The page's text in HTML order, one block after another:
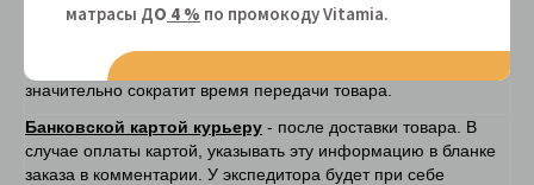
Наличными курьеру– после доставки товара. Экспедитор
обязательствами. Наличие у Вас суммы без сдачи
значительно сократит время передачи товара.
Банковской картой курьеру - после доставки товара. В
случае оплаты картой, указывать эту информацию в бланке
заказа в комментарии. У экспедитора будет при себе
матрасы ДО 4 % по промокоду Vitamiа.